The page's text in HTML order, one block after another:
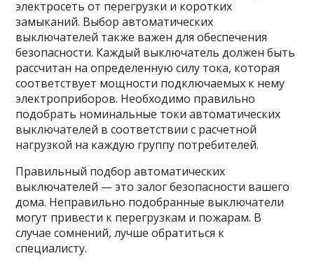
электросеть от перегрузки и коротких
замыканий. Выбор автоматических
выключателей также важен для обеспечения
безопасности. Каждый выключатель должен быть
рассчитан на определенную силу тока, которая
соответствует мощности подключаемых к нему
электроприборов. Необходимо правильно
подобрать номинальные токи автоматических
выключателей в соответствии с расчетной
нагрузкой на каждую группу потребителей.
Правильный подбор автоматических
выключателей — это залог безопасности вашего
дома. Неправильно подобранные выключатели
могут привести к перегрузкам и пожарам. В
случае сомнений, лучше обратиться к
специалисту.